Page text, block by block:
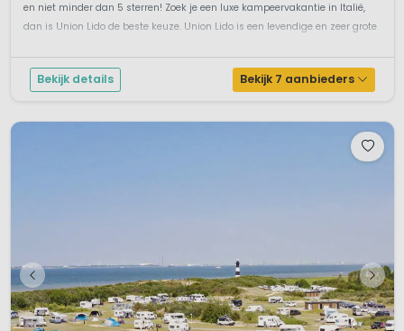
en niet minder dan 5 sterren! Zoek je een luxe kampeervakantie in Italië,
dan is Union Lido de beste keuze. Union Lido is een levendige en zeer grote
Bekijk details Bekijk 7 aanbieders